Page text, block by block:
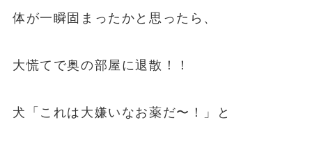
体が一瞬固まったかと思ったら、
大慌てで奥の部屋に退散！！
犬「これは大嫌いなお薬だ〜！」と